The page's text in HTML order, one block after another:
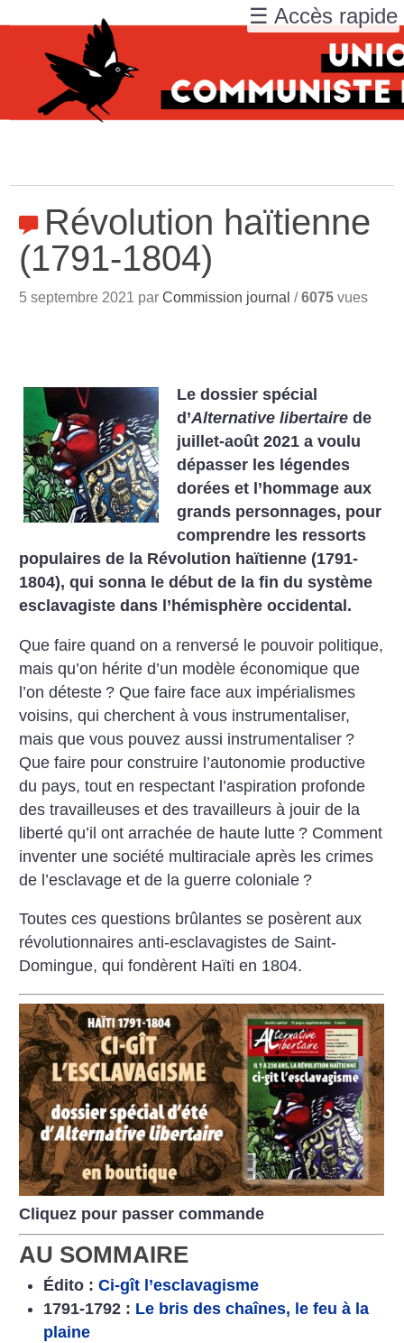
Révolution haïtienne
(1791-1804)
5 septembre 2021 parCommission journal /6075 vues
Le dossier spécial
d’Alternative libertaire de
juillet-août 2021 a voulu
dépasser les légendes
dorées et l’hommage aux
grands personnages, pour
comprendre les ressorts
populaires de la Révo­lution haïtienne (1791-
1804), qui ­sonna le début de la fin du système
esclavagiste dans l’hémisphère occidental.
Que faire quand on a renversé le pouvoir politique,
mais qu’on hérite d’un modèle économique que
l’on déteste ? Que faire face aux impérialismes
voisins, qui cherchent à vous instrumentaliser,
mais que vous pouvez aussi instrumentaliser ?
Que faire pour construire l’autonomie productive
du pays, tout en respectant l’aspiration profonde
des travailleuses et des travailleurs à jouir de la
liberté qu’il ont arrachée de haute lutte ? Comment
inventer une société multiraciale après les crimes
de l’esclavage et de la guerre coloniale ?
Toutes ces questions brûlantes se posèrent aux
révolutionnaires anti-esclavagistes de Saint-
Domingue, qui fondèrent Haïti en 1804.
Cliquez pour passer commande
AU SOMMAIRE
Édito : Ci-gît l’esclavagisme
1791-1792 : Le bris des chaînes, le feu à la
plaine
☰ Accès rapide